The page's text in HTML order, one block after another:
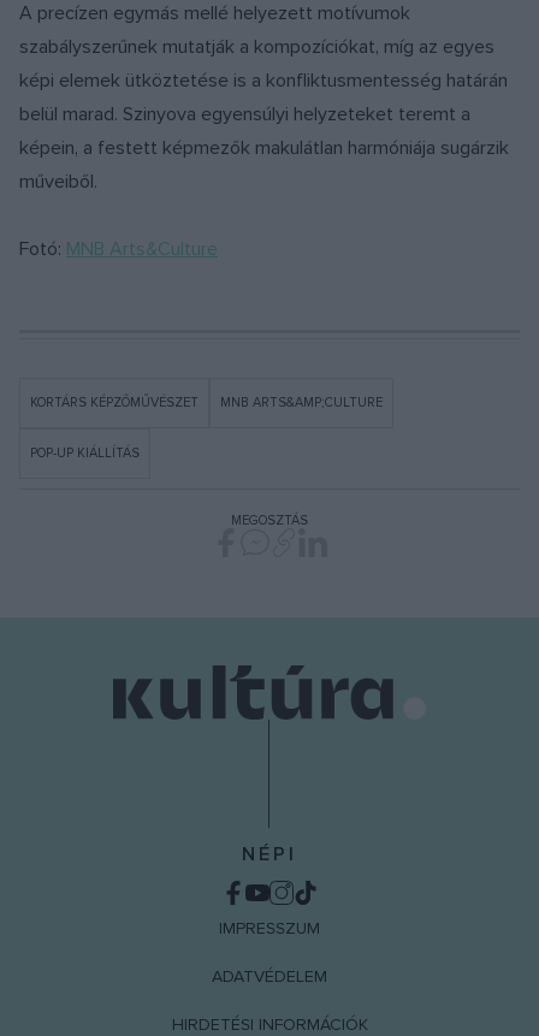
A precízen egymás mellé helyezett motívumok
szabályszerűnek mutatják a kompozíciókat, míg az egyes
képi elemek ütköztetése is a konfliktusmentesség határán
belül marad. Szinyova egyensúlyi helyzeteket teremt a
képein, a festett képmezők makulátlan harmóniája sugárzik
műveiből.
Fotó: MNB Arts&Culture
KORTÁRS KÉPZŐMŰVÉSZET MNB ARTS&AMP;CULTURE
POP-UP KIÁLLÍTÁS
MEGOSZTÁS
NÉPI
IMPRESSZUM
ADATVÉDELEM
HIRDETÉSI INFORMÁCIÓK